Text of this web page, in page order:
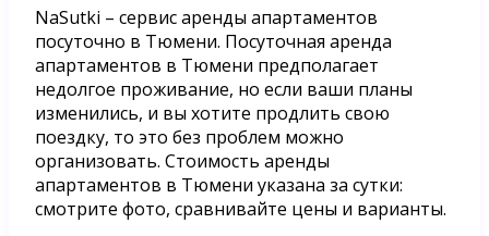
NaSutki – сервис аренды апартаментов
посуточно в Тюмени. Посуточная аренда
апартаментов в Тюмени предполагает
недолгое проживание, но если ваши планы
изменились, и вы хотите продлить свою
поездку, то это без проблем можно
организовать. Стоимость аренды
апартаментов в Тюмени указана за сутки:
смотрите фото, сравнивайте цены и варианты.